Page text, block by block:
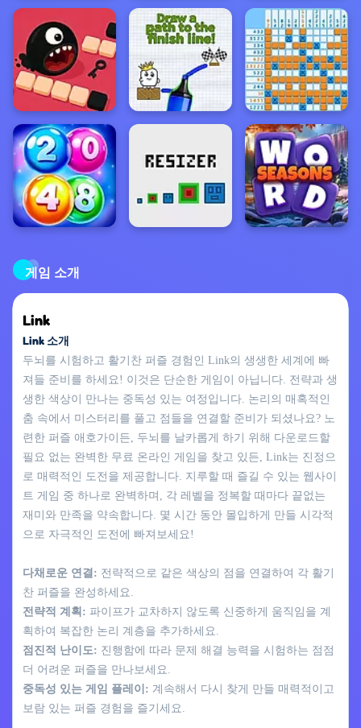
게임 소개
Link
Link 소개
두뇌를 시험하고 활기찬 퍼즐 경험인 Link의 생생한 세계에 빠
져들 준비를 하세요! 이것은 단순한 게임이 아닙니다. 전략과 생
생한 색상이 만나는 중독성 있는 여정입니다. 논리의 매혹적인
춤 속에서 미스터리를 풀고 점들을 연결할 준비가 되셨나요? 노
련한 퍼즐 애호가이든, 두뇌를 날카롭게 하기 위해 다운로드할
필요 없는 완벽한 무료 온라인 게임을 찾고 있든, Link는 진정으
로 매력적인 도전을 제공합니다. 지루할 때 즐길 수 있는 웹사이
트 게임 중 하나로 완벽하며, 각 레벨을 정복할 때마다 끝없는
재미와 만족을 약속합니다. 몇 시간 동안 몰입하게 만들 시각적
으로 자극적인 도전에 빠져보세요!
다채로운 연결: 전략적으로 같은 색상의 점을 연결하여 각 활기
찬 퍼즐을 완성하세요.
전략적 계획: 파이프가 교차하지 않도록 신중하게 움직임을 계
획하여 복잡한 논리 계층을 추가하세요.
점진적 난이도: 진행함에 따라 문제 해결 능력을 시험하는 점점
더 어려운 퍼즐을 만나보세요.
중독성 있는 게임 플레이: 계속해서 다시 찾게 만들 매력적이고
보람 있는 퍼즐 경험을 즐기세요.